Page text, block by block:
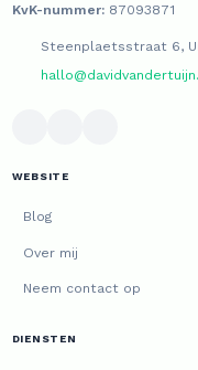
KvK-nummer:87093871
Steenplaetsstraat 6,
WEBSITE
Blog
Over mij
Neem contact op
DIENSTEN